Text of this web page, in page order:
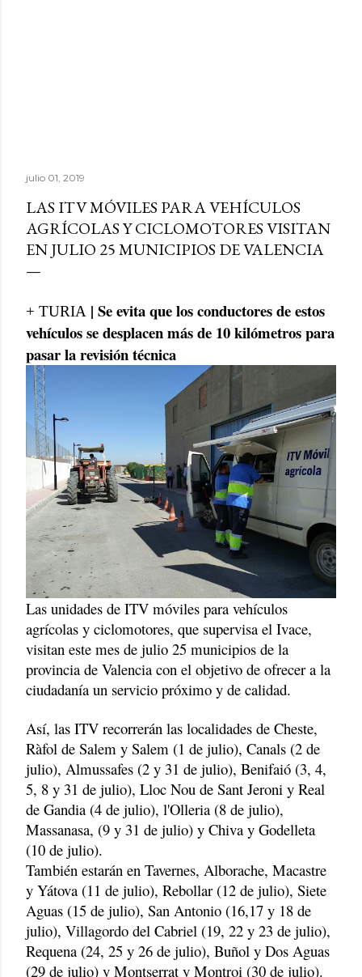
julio 01, 2019
LAS ITV MÓVILES PARA VEHÍCULOS
AGRÍCOLAS Y CICLOMOTORES VISITAN
EN JULIO 25 MUNICIPIOS DE VALENCIA
+ TURIA | Se evita que los conductores de estos
vehículos se desplacen más de 10 kilómetros para
pasar la revisión técnica
Las unidades de ITV móviles para vehículos
agrícolas y ciclomotores, que supervisa el Ivace,
visitan este mes de julio 25 municipios de la
provincia de Valencia con el objetivo de ofrecer a la
ciudadanía un servicio próximo y de calidad.
Así, las ITV recorrerán las localidades de Cheste,
Ràfol de Salem y Salem (1 de julio), Canals (2 de
julio), Almussafes (2 y 31 de julio), Benifaió (3, 4,
5, 8 y 31 de julio), Lloc Nou de Sant Jeroni y Real
de Gandia (4 de julio), l'Olleria (8 de julio),
Massanasa, (9 y 31 de julio) y Chiva y Godelleta
(10 de julio).
También estarán en Tavernes, Alborache, Macastre
y Yátova (11 de julio), Rebollar (12 de julio), Siete
Aguas (15 de julio), San Antonio (16,17 y 18 de
julio), Villagordo del Cabriel (19, 22 y 23 de julio),
Requena (24, 25 y 26 de julio), Buñol y Dos Aguas
(29 de julio) y Montserrat y Montroi (30 de julio).